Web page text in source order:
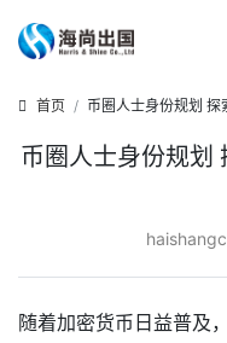
首页 币圈人士身份规划
币圈人士身份规划
随着加密货币日益普及